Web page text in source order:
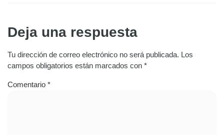
Deja una respuesta
Tu dirección de correo electrónico no será publicada. Los
campos obligatorios están marcados con *
Comentario *